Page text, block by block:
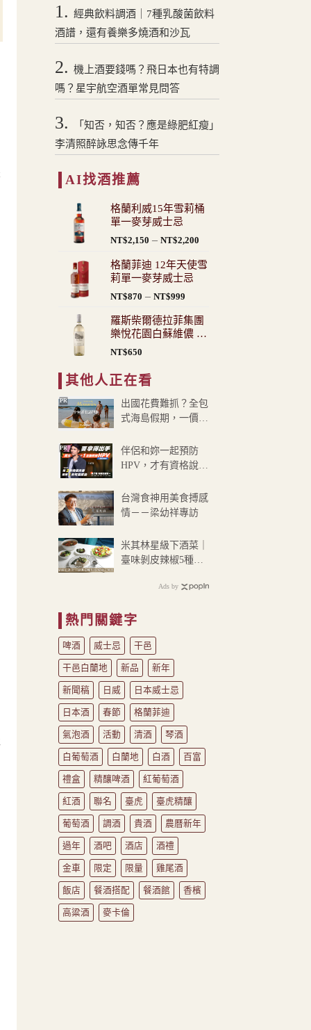
1. 經典飲料調酒｜7種乳酸菌飲料
酒譜，還有養樂多燒酒和沙瓦
2. 機上酒要錢嗎？飛日本也有特調
嗎？星宇航空酒單常見問答
3.
「知否，知否？應是綠肥紅瘦」
李清照醉詠思念傳千年
AI找酒推薦
格蘭利威15年雪莉桶
單一麥芽威士忌
NT$2,150 – NT$2,200價
範
NT$2,200
格蘭菲迪 12年天使雪
莉單一麥芽威士忌
NT$870 – NT$999價
範
圍：
羅斯柴爾德拉菲集團
樂悅花園白蘇維儂 白
酒
NT$650
其他人正在看
出國花費難抓？全包
式海島假期，一價搞
省心！
PR
伴侶和妳一起預防
HPV，才有資格說愛
PR
台灣食神用美食搏感
情－－梁幼祥專訪
米其林星級下酒菜｜
臺味剝皮辣椒5種美
Ads by
熱門關鍵字
啤酒 威士忌 干邑
干邑白蘭地 新品 新年
新聞稿 日威 日本威士忌
日本酒 春節 格蘭菲迪
氣泡酒 活動 清酒 琴酒
白葡萄酒 白蘭地 白酒 百富
禮盒 精釀啤酒 紅葡萄酒
紅酒 聯名 臺虎 臺虎精釀
葡萄酒 調酒 貴酒 農曆新年
過年 酒吧 酒店 酒禮
金車 限定 限量 雞尾酒
飯店 餐酒搭配 餐酒館 香檳
高粱酒 麥卡倫